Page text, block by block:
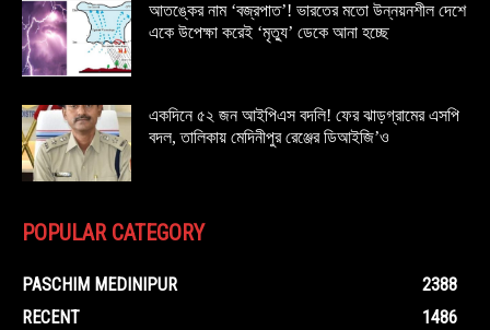
আতঙ্কের নাম ‘বজ্রপাত’! ভারতের মতো উন্নয়নশীল দেশে
একে উপেক্ষা করেই ‘মৃত্যু’ ডেকে আনা হচ্ছে
একদিনে ৫২ জন আইপিএস বদলি! ফের ঝাড়গ্রামের এসপি
বদল, তালিকায় মেদিনীপুর রেঞ্জের ডিআইজি’ও
POPULAR CATEGORY
PASCHIM MEDINIPUR
2388
RECENT
1486